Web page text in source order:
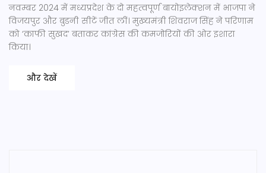
नवम्बर 2024 में मध्यप्रदेश के दो महत्वपूर्ण बायोइलेक्शन में भाजपा ने
विजयपुर और बुडनी सीटें जीत लीं। मुख्यमंत्री शिवराज सिंह ने परिणाम
को ‘काफी सुखद’ बताकर कांग्रेस की कमजोरियों की ओर इशारा
किया।
और देखें